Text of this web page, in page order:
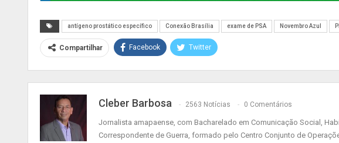
antígeno prostático específico Conexão Brasília exame de PSA Novembro Azul
Compartilhar Facebook Twitter
Cleber Barbosa 2563 Notícias 0 Comentários
Jornalista amapaense, com Bacharelado em Comunicação Social,
Correspondente de Guerra, formado pelo Centro Conjunto de